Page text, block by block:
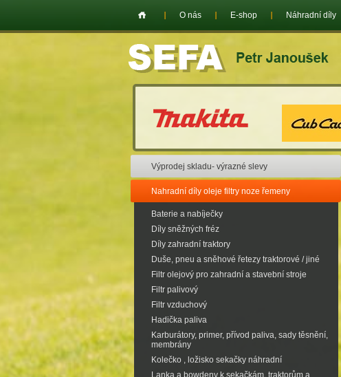
O nás E-shop Náhradní díly
Výprodej skladu- výrazné slevy
Nahradní díly oleje filtry noze řemeny
Baterie a nabíječky
Díly sněžných fréz
Díly zahradní traktory
Duše, pneu a sněhové řetezy traktorové / jiné
Filtr olejový pro zahradní a stavební stroje
Filtr palivový
Filtr vzduchový
Hadička paliva
Karburátory, primer, přívod paliva, sady těsnění,
membrány
Kolečko , ložisko sekačky náhradní
Lanka a bowdeny k sekačkám, traktorům a